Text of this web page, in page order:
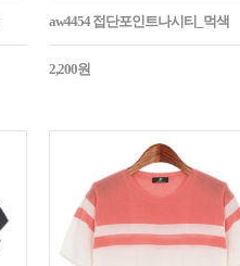
aw4454 접단포인트나시티_먹색
2,200원